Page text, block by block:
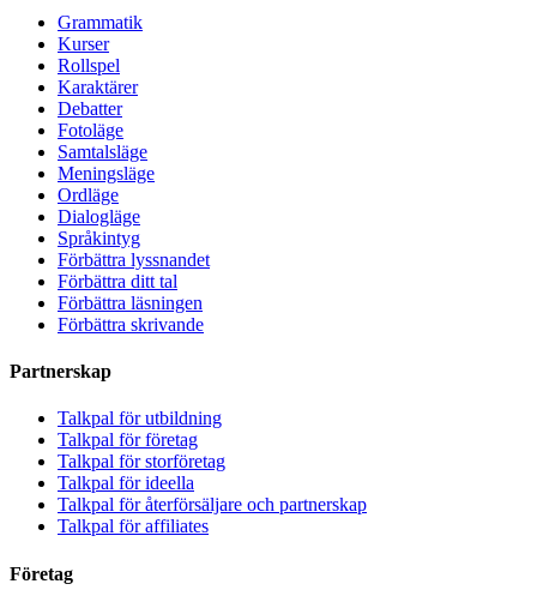
Grammatik
Kurser
Rollspel
Karaktärer
Debatter
Fotoläge
Samtalsläge
Meningsläge
Ordläge
Dialogläge
Språkintyg
Förbättra lyssnandet
Förbättra ditt tal
Förbättra läsningen
Förbättra skrivande
Partnerskap
Talkpal för utbildning
Talkpal för företag
Talkpal för storföretag
Talkpal för ideella
Talkpal för återförsäljare och partnerskap
Talkpal för affiliates
Företag